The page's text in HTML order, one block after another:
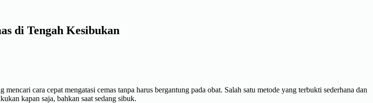
di Tengah Kesibukan
cara cepat mengatasi cemas tanpa harus bergantung pada obat. Salah satu metode yang terbukti sederhana dan
kapan saja, bahkan saat sedang sibuk.